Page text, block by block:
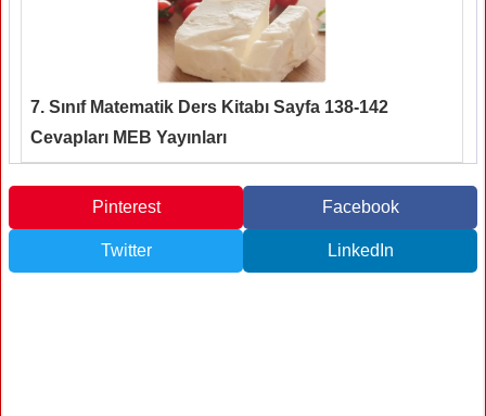
7. Sınıf Matematik Ders Kitabı Sayfa 138-142
Cevapları MEB Yayınları
Pinterest Facebook
Twitter LinkedIn